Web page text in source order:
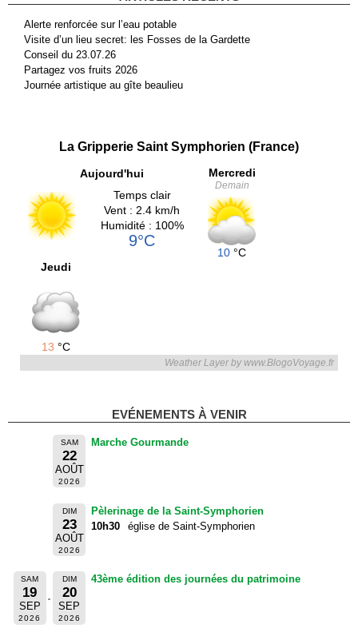
Alerte renforcée sur l’eau potable
Visite d’un lieu secret: les Fosses de la Gardette
Conseil du 23.07.26
Partagez vos fruits 2026
Journée artistique au gîte beaulieu
La Gripperie Saint Symphorien (France)
Aujourd'hui
Temps clair
Vent : 2.4 km/h
Humidité : 100%
9°C
Mercredi
Demain
10 °C
Jeudi
13 °C
Weather Layer by www.BlogoVoyage.fr
EVÉNEMENTS À VENIR
SAM
22
AOÛT
2026
Marche Gourmande
DIM
23
AOÛT
2026
Pèlerinage de la Saint-Symphorien
10h30
église de Saint-Symphorien
SAM
19
SEP
2026
DIM
20
SEP
2026
43ème édition des journées du patrimoine